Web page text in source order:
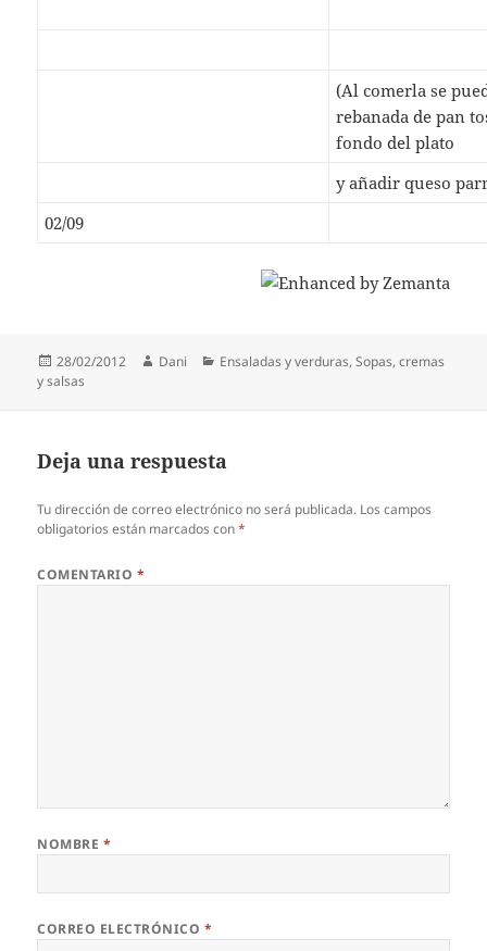
(Al comerla se
rebanada de pan
fondo del plato
y añadir queso
02/09
Publicado
el
28/02/2012 Autor
Dani Categorías
Ensaladas y verduras,Sopas, cremas
y salsas
Deja una respuesta
Tu dirección de correo electrónico no será publicada. Los campos
obligatorios están marcados con*
COMENTARIO *
NOMBRE *
CORREO ELECTRÓNICO *